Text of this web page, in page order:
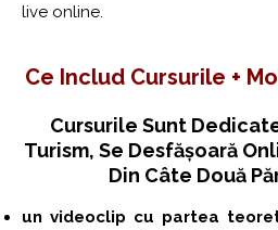
live online.
Ce Includ Cursurile +
Cursurile Sunt
Turism, Se Desfășoară
Din Câte Două
un videoclip cu partea